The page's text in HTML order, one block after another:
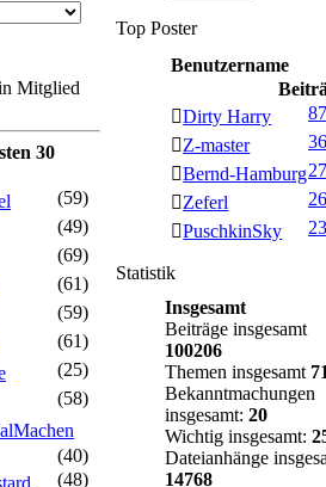
Mitglied
30
(59)
(49)
(69)
(61)
(59)
(61)
(25)
(58)
(40)
(48)
Top Poster
Benutzername
Dirty Harry
Z-master
Bernd-Hamburg
Zeferl
PuschkinSky
Statistik
Insgesamt
Beiträge insgesamt
100206
Themen insgesamt
Bekanntmachungen
insgesamt:20
Wichtig insgesamt:
Dateianhänge
14768